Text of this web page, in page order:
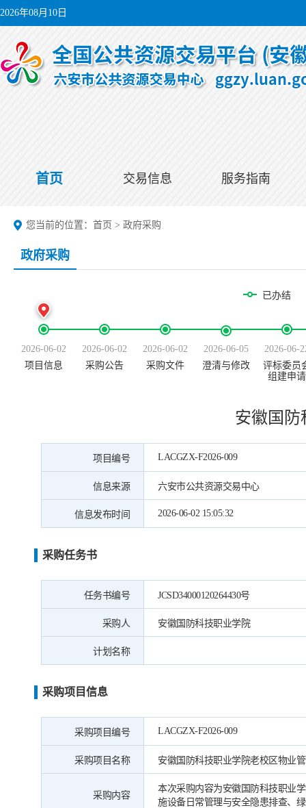
2026年08月10日
首页 交易信息 服务指南
您当前的位置： 首页 > 政府采购
政府采购
已办结
2026-06-02
项目信息
2026-06-02
采购公告
2026-06-02
采购文件
2026-06-05
澄清与修改
2026-06-
评标委员
组建申请
安徽国防
项目编号 LACGZX-F2026-009
信息来源 六安市公共资源交易中心
信息发布时间 2026-06-02 15:05:32
采购任务书
任务书编号 JCSD34000120264430号
采购人 安徽国防科技职业学院
计划名称
采购项目信息
采购项目编号 LACGZX-F2026-009
采购项目名称 安徽国防科技职业学院老校区物业
采购内容
本次采购内容为安徽国防科技职业
施设备日常管理与安全隐患排查、